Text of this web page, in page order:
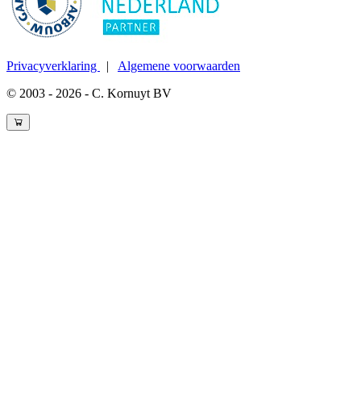
Privacyverklaring | Algemene voorwaarden
© 2003 - 2026 - C. Kornuyt BV